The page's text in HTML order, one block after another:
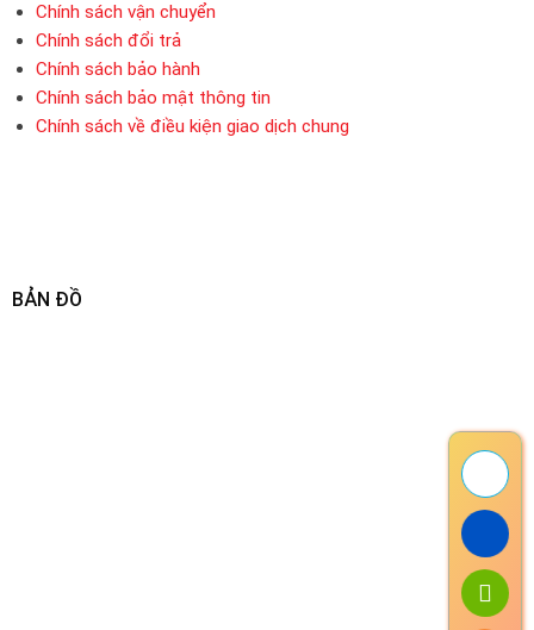
Chính sách vận chuyển
Chính sách đổi trả
Chính sách bảo hành
Chính sách bảo mật thông tin
Chính sách về điều kiện giao dịch chung
BẢN ĐỒ